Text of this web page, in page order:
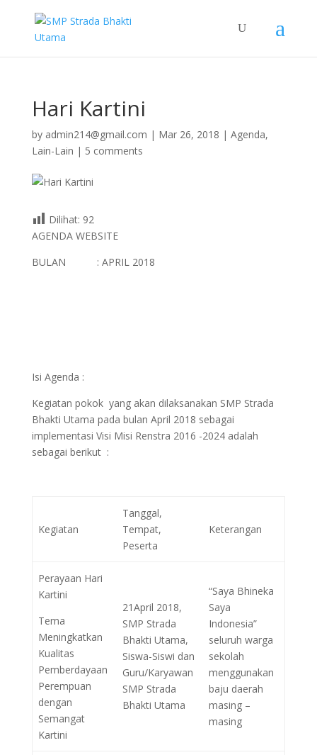
Hari Kartini
by admin214@gmail.com | Mar 26, 2018 | Agenda,
Lain-Lain | 5 comments
Dilihat: 92
AGENDA WEBSITE
BULAN : APRIL 2018
Isi Agenda :
Kegiatan pokok yang akan dilaksanakan SMP Strada
Bhakti Utama pada bulan April 2018 sebagai
implementasi Visi Misi Renstra 2016 -2024 adalah
sebagai berikut :
Kegiatan
Tanggal,
Tempat,
Peserta
Keterangan
Perayaan Hari
Kartini
Tema
Meningkatkan
Kualitas
Pemberdayaan
Perempuan
dengan
Semangat
Kartini
21April 2018,
SMP Strada
Bhakti Utama,
Siswa-Siswi dan
Guru/Karyawan
SMP Strada
Bhakti Utama
“Saya Bhineka
Saya
Indonesia”
seluruh warga
sekolah
menggunakan
baju daerah
masing –
masing